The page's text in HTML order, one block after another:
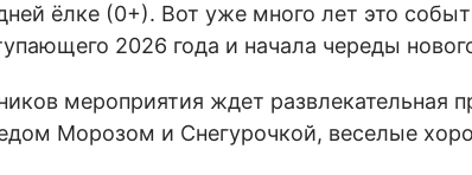
ёлке (0+). Вот уже много лет это
2026 года и начала череды
мероприятия ждет развлекательная
Морозом и Снегурочкой, веселые